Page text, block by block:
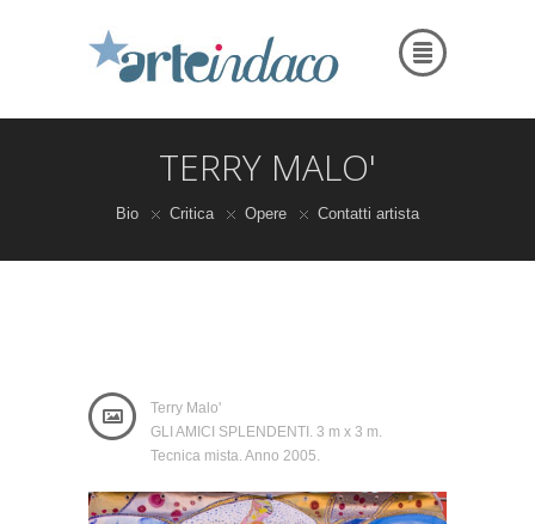
TERRY MALO'
Bio Critica Opere Contatti artista
Terry Malo'
GLI AMICI SPLENDENTI. 3 m x 3 m.
Tecnica mista. Anno 2005.